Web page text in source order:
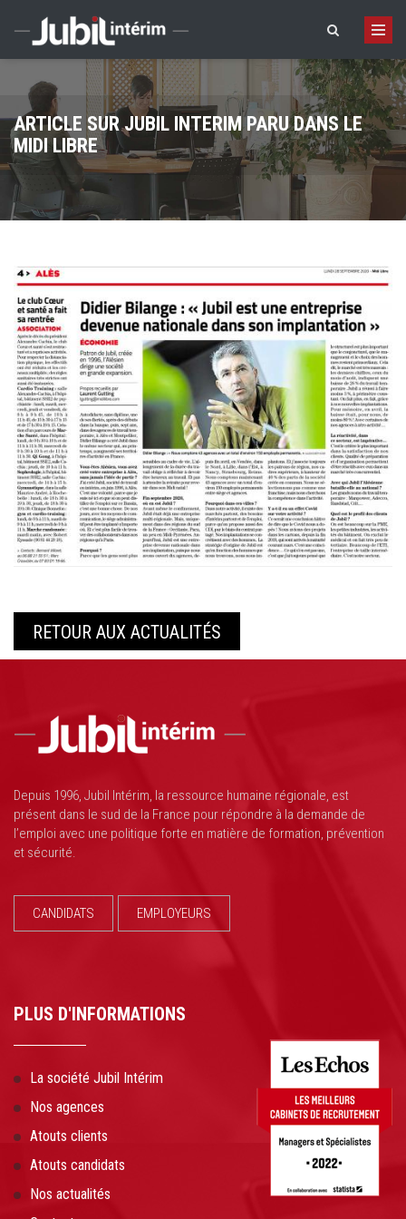
ARTICLE SUR JUBIL INTERIM PARU DANS LE
MIDI LIBRE
RETOUR AUX ACTUALITÉS
Depuis 1996, Jubil Intérim, la ressource humaine régionale, est
présent dans le sud de la France pour répondre à la demande de
l’emploi avec une politique forte en matière de formation, prévention
et sécurité.
CANDIDATS EMPLOYEURS
PLUS D'INFORMATIONS
La société Jubil Intérim
Nos agences
Atouts clients
Atouts candidats
Nos actualités